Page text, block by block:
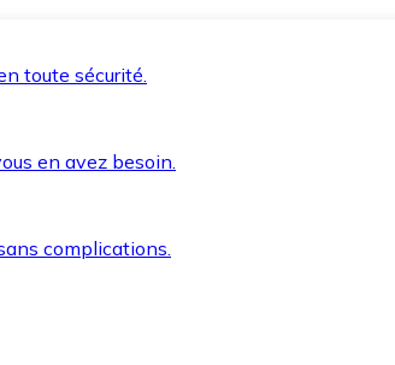
toute sécurité.
en avez besoin.
complications.